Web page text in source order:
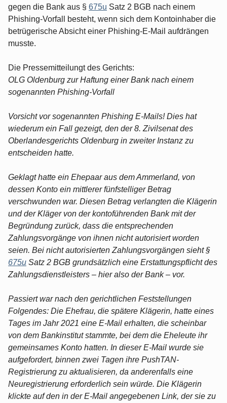
gegen die Bank aus § 675u Satz 2 BGB nach einem
Phishing-Vorfall besteht, wenn sich dem Kontoinhaber die
betrügerische Absicht einer Phishing-E-Mail aufdrängen
musste.
Die Pressemitteilungt des Gerichts:
OLG Oldenburg zur Haftung einer Bank nach einem
sogenannten Phishing-Vorfall
Vorsicht vor sogenannten Phishing E-Mails! Dies hat
wiederum ein Fall gezeigt, den der 8. Zivilsenat des
Oberlandesgerichts Oldenburg in zweiter Instanz zu
entscheiden hatte.
Geklagt hatte ein Ehepaar aus dem Ammerland, von
dessen Konto ein mittlerer fünfstelliger Betrag
verschwunden war. Diesen Betrag verlangten die Klägerin
und der Kläger von der kontoführenden Bank mit der
Begründung zurück, dass die entsprechenden
Zahlungsvorgänge von ihnen nicht autorisiert worden
seien. Bei nicht autorisierten Zahlungsvorgängen sieht §
675u Satz 2 BGB grundsätzlich eine Erstattungspflicht des
Zahlungsdienstleisters – hier also der Bank – vor.
Passiert war nach den gerichtlichen Feststellungen
Folgendes: Die Ehefrau, die spätere Klägerin, hatte eines
Tages im Jahr 2021 eine E-Mail erhalten, die scheinbar
von dem Bankinstitut stammte, bei dem die Eheleute ihr
gemeinsames Konto hatten. In dieser E-Mail wurde sie
aufgefordert, binnen zwei Tagen ihre PushTAN-
Registrierung zu aktualisieren, da anderenfalls eine
Neuregistrierung erforderlich sein würde. Die Klägerin
klickte auf den in der E-Mail angegebenen Link, der sie zu